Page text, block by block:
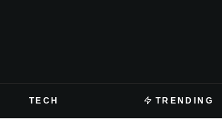
TECH TRENDING